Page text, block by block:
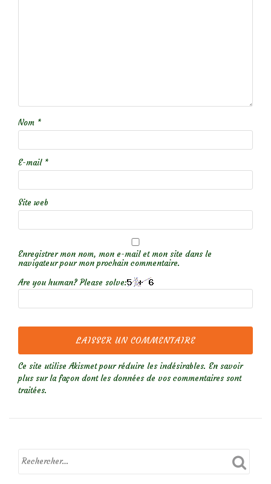
Nom *
E-mail *
Site web
Enregistrer mon nom, mon e-mail et mon site dans le
navigateur pour mon prochain commentaire.
Are you human? Please solve:
Ce site utilise Akismet pour réduire les indésirables. En savoir
plus sur la façon dont les données de vos commentaires sont
traitées.